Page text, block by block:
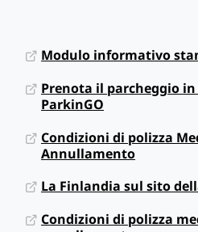
Modulo informativo
Prenota il parcheggio
ParkinGO
Condizioni di polizza
Annullamento
La Finlandia sul sito
Condizioni di polizza